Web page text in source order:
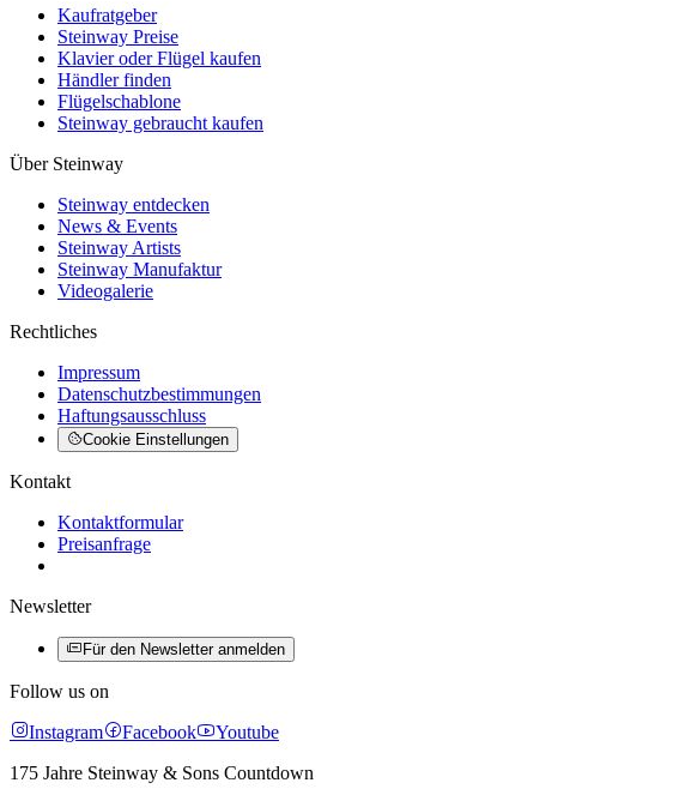
Kaufratgeber
Steinway Preise
Klavier oder Flügel kaufen
Händler finden
Flügelschablone
Steinway gebraucht kaufen
Über Steinway
Steinway entdecken
News & Events
Steinway Artists
Steinway Manufaktur
Videogalerie
Rechtliches
Impressum
Datenschutzbestimmungen
Haftungsausschluss
Cookie Einstellungen
Kontakt
Kontaktformular
Preisanfrage
Newsletter
Für den Newsletter anmelden
Follow us on
Instagram
Facebook
Youtube
175 Jahre Steinway & Sons Countdown